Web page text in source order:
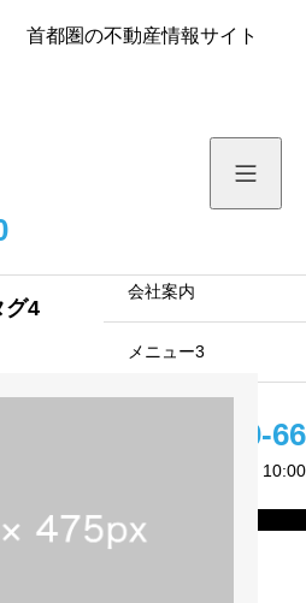
保存した条件
サブメニュー1
サブメニュー2
会社案内
メニュー3
0120-
営業時間：
首都圏の不動産情報サイト
グ4